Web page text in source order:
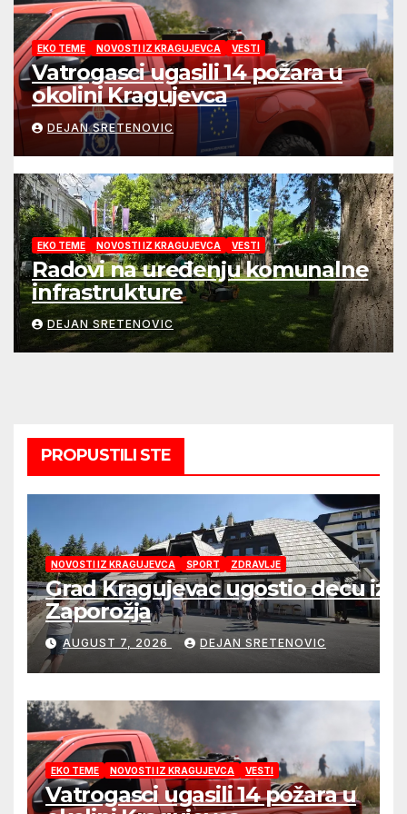
EKO TEME NOVOSTI IZ KRAGUJEVCA VESTI
Vatrogasci ugasili 14 požara u
okolini Kragujevca
DEJAN SRETENOVIC
EKO TEME NOVOSTI IZ KRAGUJEVCA VESTI
Radovi na uređenju komunalne
infrastrukture
DEJAN SRETENOVIC
PROPUSTILI STE
NOVOSTI IZ KRAGUJEVCA SPORT ZDRAVLJE
Grad Kragujevac ugostio decu iz
Zaporožja
AUGUST 7, 2026 DEJAN SRETENOVIC
EKO TEME NOVOSTI IZ KRAGUJEVCA VESTI
Vatrogasci ugasili 14 požara u